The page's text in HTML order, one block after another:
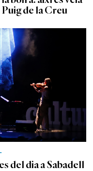
de la Creu
del dia a Sabadell